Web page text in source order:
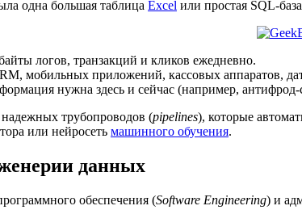
одна большая таблица Excel или простая SQL-
логов, транзакций и кликов ежедневно.
мобильных приложений, кассовых аппаратов,
нужна здесь и сейчас (например,
трубопроводов (pipelines), которые
или нейросеть машинного обучения.
данных
обеспечения (Software Engineering) и